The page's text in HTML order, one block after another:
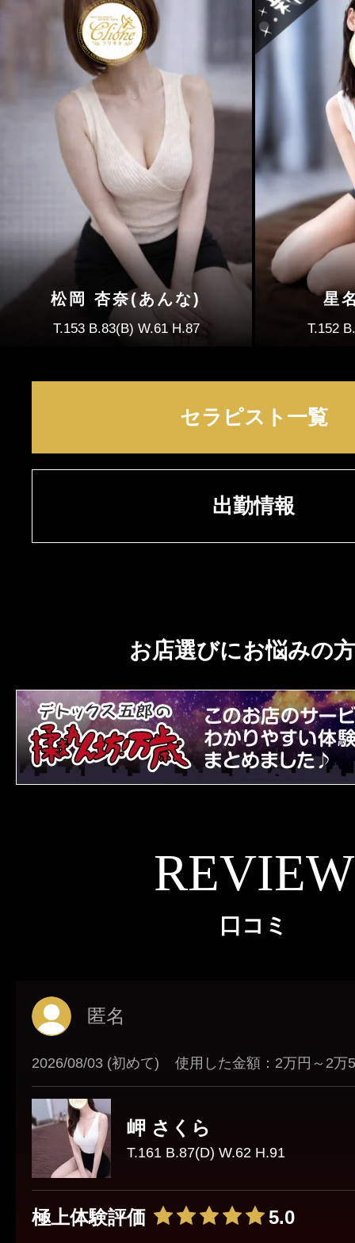
松岡 杏奈(あんな)
T.153 B.83(B) W.61 H.87
星
T.152
セラピスト一覧
出勤情報
お店選びにお悩みの
REVIEW
口コミ
匿名
2026/08/03 (初めて) 使用した金額：2万円～2万
岬 さくら
T.161 B.87(D) W.62 H.91
極上体験評価 5.0